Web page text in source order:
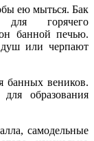
ею мыться. Бак
для горячего
он банной печью.
или черпают
банных веников.
образования
самодельные